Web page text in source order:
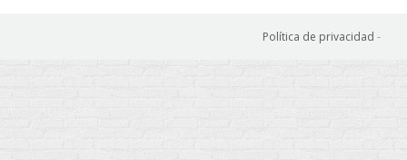
Política de privacidad -